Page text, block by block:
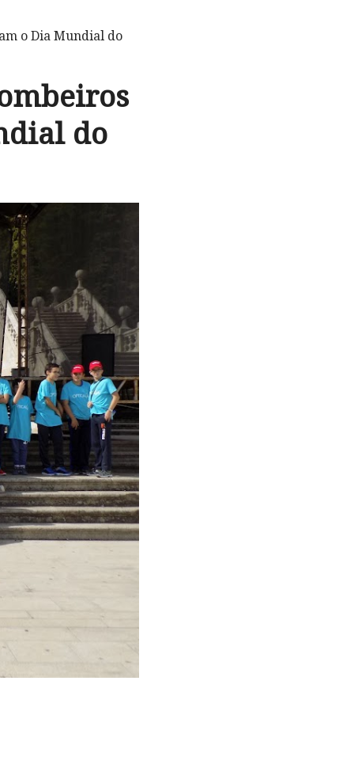
o Dia Mundial do
do